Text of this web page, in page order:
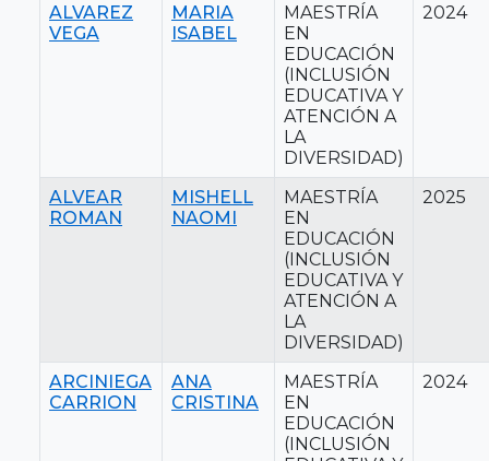
ALVAREZ
VEGA
MARIA
ISABEL
MAESTRÍA
EN
EDUCACIÓN
(INCLUSIÓN
EDUCATIVA Y
ATENCIÓN A
LA
DIVERSIDAD)
2024
ALVEAR
ROMAN
MISHELL
NAOMI
MAESTRÍA
EN
EDUCACIÓN
(INCLUSIÓN
EDUCATIVA Y
ATENCIÓN A
LA
DIVERSIDAD)
2025
ARCINIEGA
CARRION
ANA
CRISTINA
MAESTRÍA
EN
EDUCACIÓN
(INCLUSIÓN
2024